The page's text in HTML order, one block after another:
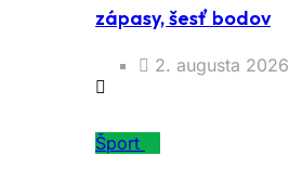
zápasy, šesť bodov
2. augusta 2026
Šport